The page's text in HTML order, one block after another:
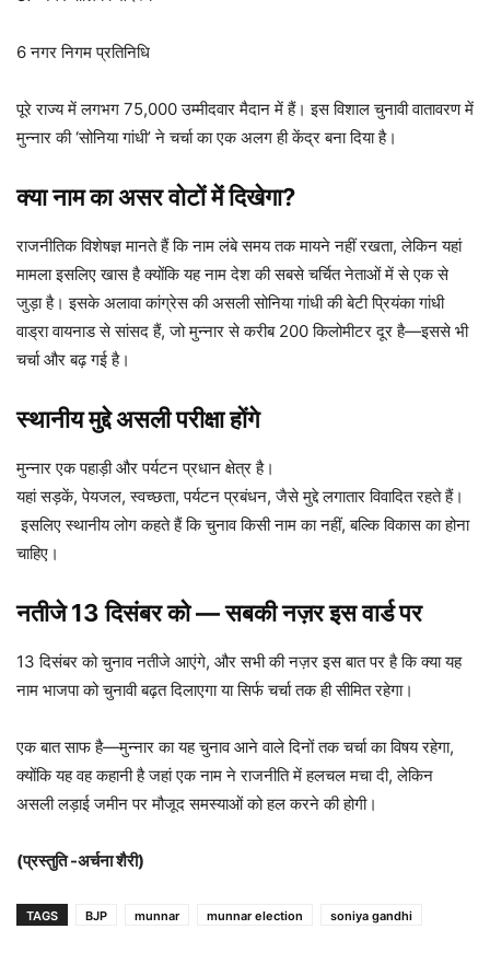
6 नगर निगम प्रतिनिधि
पूरे राज्य में लगभग 75,000 उम्मीदवार मैदान में हैं। इस विशाल चुनावी वातावरण में
मुन्नार की ‘सोनिया गांधी’ ने चर्चा का एक अलग ही केंद्र बना दिया है।
क्या नाम का असर वोटों में दिखेगा?
राजनीतिक विशेषज्ञ मानते हैं कि नाम लंबे समय तक मायने नहीं रखता, लेकिन यहां
मामला इसलिए खास है क्योंकि यह नाम देश की सबसे चर्चित नेताओं में से एक से
जुड़ा है। इसके अलावा कांग्रेस की असली सोनिया गांधी की बेटी प्रियंका गांधी
वाड्रा वायनाड से सांसद हैं, जो मुन्नार से करीब 200 किलोमीटर दूर है—इससे भी
चर्चा और बढ़ गई है।
स्थानीय मुद्दे असली परीक्षा होंगे
मुन्नार एक पहाड़ी और पर्यटन प्रधान क्षेत्र है।
यहां सड़कें, पेयजल, स्वच्छता, पर्यटन प्रबंधन, जैसे मुद्दे लगातार विवादित रहते हैं।
इसलिए स्थानीय लोग कहते हैं कि चुनाव किसी नाम का नहीं, बल्कि विकास का होना
चाहिए।
नतीजे 13 दिसंबर को — सबकी नज़र इस वार्ड पर
13 दिसंबर को चुनाव नतीजे आएंगे, और सभी की नज़र इस बात पर है कि क्या यह
नाम भाजपा को चुनावी बढ़त दिलाएगा या सिर्फ चर्चा तक ही सीमित रहेगा।
एक बात साफ है—मुन्नार का यह चुनाव आने वाले दिनों तक चर्चा का विषय रहेगा,
क्योंकि यह वह कहानी है जहां एक नाम ने राजनीति में हलचल मचा दी, लेकिन
असली लड़ाई जमीन पर मौजूद समस्याओं को हल करने की होगी।
(प्रस्तुति -अर्चना शैरी)
TAGS BJP munnar munnar election soniya gandhi